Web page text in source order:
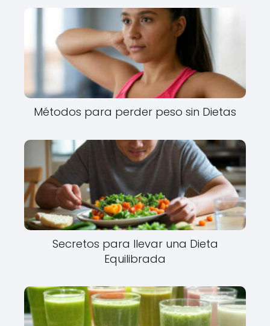
Métodos para perder peso sin Dietas
Secretos para llevar una Dieta
Equilibrada